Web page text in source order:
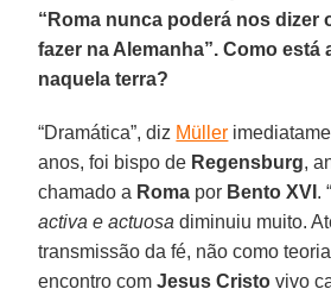
“Roma nunca poderá nos dizer
fazer na Alemanha”. Como está
naquela terra?
“Dramática”, diz Müller
anos, foi bispo de Regensburg,
chamado a Roma por Bento XVI .
activa e actuosa diminuiu muito.
transmissão da fé, não como
encontro com Jesus Cristo vivo